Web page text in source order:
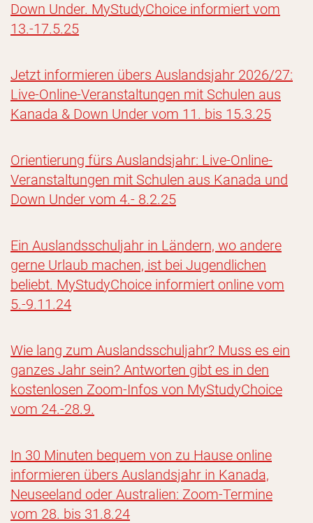
Down Under. MyStudyChoice informiert vom
13.-17.5.25
Jetzt informieren übers Auslandsjahr 2026/27:
Live-Online-Veranstaltungen mit Schulen aus
Kanada & Down Under vom 11. bis 15.3.25
Orientierung fürs Auslandsjahr: Live-Online-
Veranstaltungen mit Schulen aus Kanada und
Down Under vom 4.- 8.2.25
Ein Auslandsschuljahr in Ländern, wo andere
gerne Urlaub machen, ist bei Jugendlichen
beliebt. MyStudyChoice informiert online vom
5.-9.11.24
Wie lang zum Auslandsschuljahr? Muss es ein
ganzes Jahr sein? Antworten gibt es in den
kostenlosen Zoom-Infos von MyStudyChoice
vom 24.-28.9.
In 30 Minuten bequem von zu Hause online
informieren übers Auslandsjahr in Kanada,
Neuseeland oder Australien: Zoom-Termine
vom 28. bis 31.8.24